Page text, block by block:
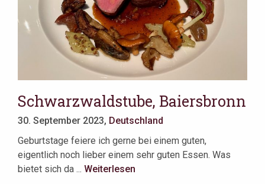
Schwarzwaldstube, Baiersbronn
30. September 2023, Deutschland
Geburtstage feiere ich gerne bei einem guten,
eigentlich noch lieber einem sehr guten Essen. Was
bietet sich da ... Weiterlesen